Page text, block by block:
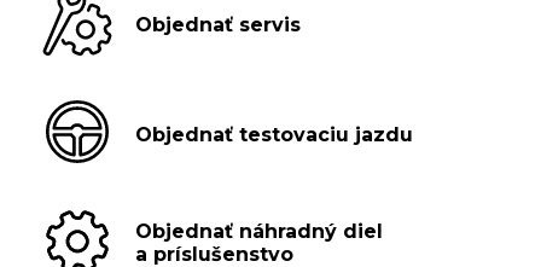
Objednať servis
Objednať testovaciu jazdu
Objednať náhradný diel
a príslušenstvo